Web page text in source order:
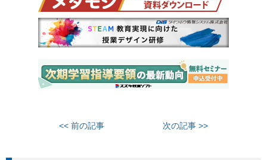
<< 前の記事 次の記事 >>